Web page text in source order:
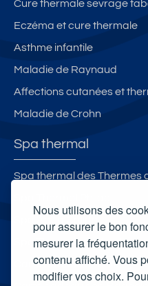
Nous utilisons des
pour assurer le bon
mesurer la
contenu affiché. Vous
modifier vos choix.
le
s
n
s
Cure thermale sevrage
Eczéma et cure thermale
Asthme infantile
Maladie de Raynaud
Affections cutanées et
Maladie de Crohn
Spa thermal
Spa thermal des Thermes
Spa Aqua Calida
Spa Thermal de
Carte cadeau spa Vichy